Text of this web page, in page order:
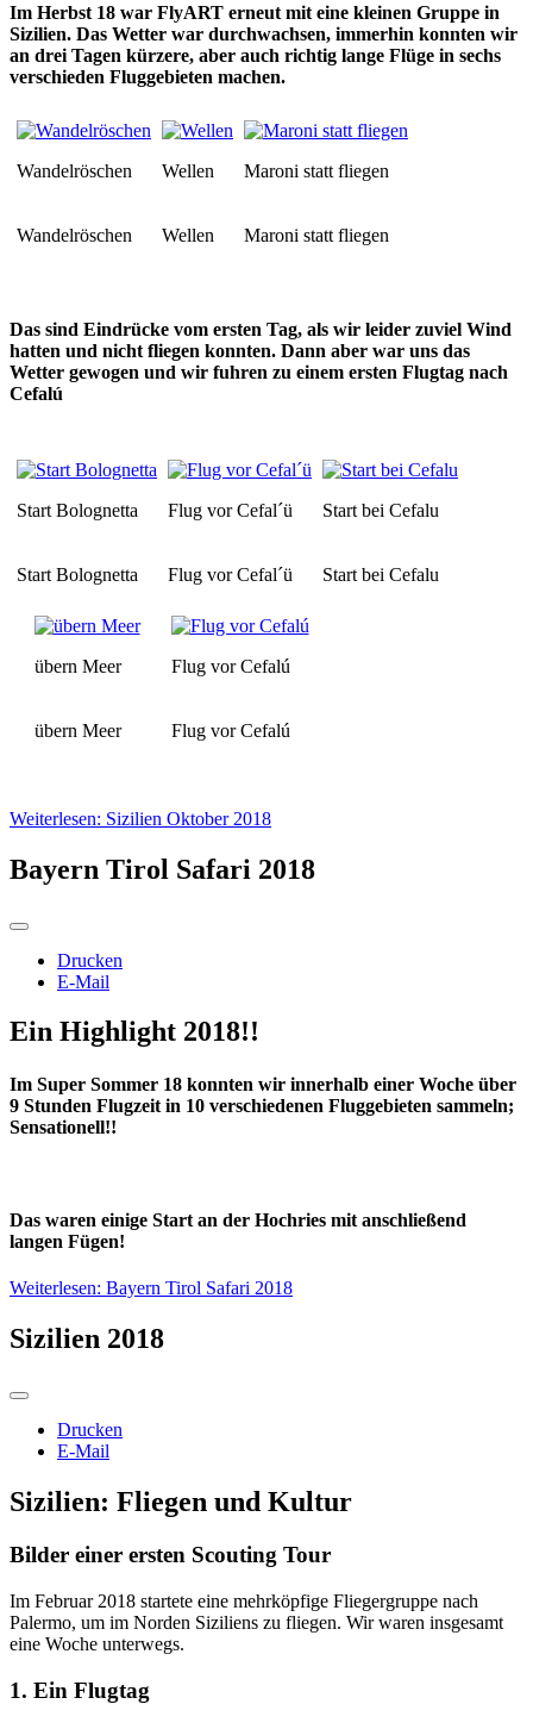
Im Herbst 18 war FlyART erneut mit eine kleinen Gruppe in
Sizilien. Das Wetter war durchwachsen, immerhin konnten wir
an drei Tagen kürzere, aber auch richtig lange Flüge in sechs
verschieden Fluggebieten machen.
Wandelröschen
Wandelröschen
Wellen
Wellen
Maroni statt fliegen
Maroni statt fliegen
Das sind Eindrücke vom ersten Tag, als wir leider zuviel Wind
hatten und nicht fliegen konnten. Dann aber war uns das
Wetter gewogen und wir fuhren zu einem ersten Flugtag nach
Cefalú
Start Bolognetta
Start Bolognetta
Flug vor Cefal´ü
Flug vor Cefal´ü
Start bei Cefalu
Start bei Cefalu
übern Meer
übern Meer
Flug vor Cefalú
Flug vor Cefalú
Weiterlesen: Sizilien Oktober 2018
Bayern Tirol Safari 2018
Drucken
E-Mail
Ein Highlight 2018!!
Im Super Sommer 18 konnten wir innerhalb einer Woche über
9 Stunden Flugzeit in 10 verschiedenen Fluggebieten sammeln;
Sensationell!!
Das waren einige Start an der Hochries mit anschließend
langen Fügen!
Weiterlesen: Bayern Tirol Safari 2018
Sizilien 2018
Drucken
E-Mail
Sizilien: Fliegen und Kultur
Bilder einer ersten Scouting Tour
Im Februar 2018 startete eine mehrköpfige Fliegergruppe nach
Palermo, um im Norden Siziliens zu fliegen. Wir waren insgesamt
eine Woche unterwegs.
1. Ein Flugtag